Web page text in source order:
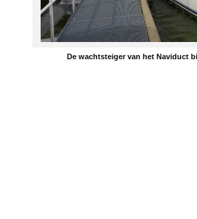
De wachtsteiger van het Naviduct